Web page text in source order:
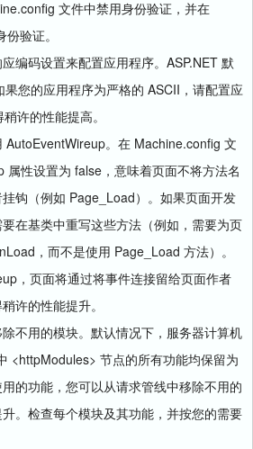
文件中禁用身份验证，并在
份验证。
码设置来配置应用程序。 ASP.NET 默
果您的应用程序为严格的 ASCII ，请配置应
稍许的性能提高。
AutoEventWireup。在 Machine.config 文
属性设置为 false ，意味着页面不将方法名
钩（例如 Page_Load ）。如果页面开发
在基类中重写这些方法（例如，需要为页
，而不是使用 Page_Load 方法）。
，页面将通过将事件连接留给页面作者
许的性能提升。
用的模块。默认情况下，服务器计算机
<httpModules> 节点的所有功能均保留为
的功能，您可以从请求管线中移除不用的
。检查每个模块及其功能，并按您的需要